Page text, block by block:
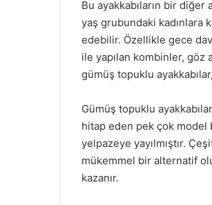
Bu ayakkabıların bir
yaş grubundaki kadınlara
edebilir. Özellikle gece
ile yapılan kombinler, göz
gümüş topuklu
Gümüş topuklu
hitap eden pek çok model
yelpazeye yayılmıştır.
mükemmel bir alternatif
kazanır.